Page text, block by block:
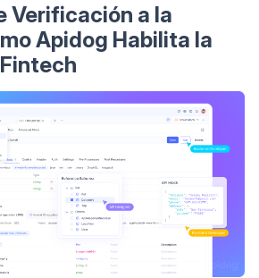
Verificación a la
Apidog Habilita la